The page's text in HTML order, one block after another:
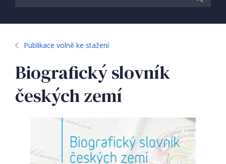
Publikace volně ke stažení
Biografický slovník
českých zemí